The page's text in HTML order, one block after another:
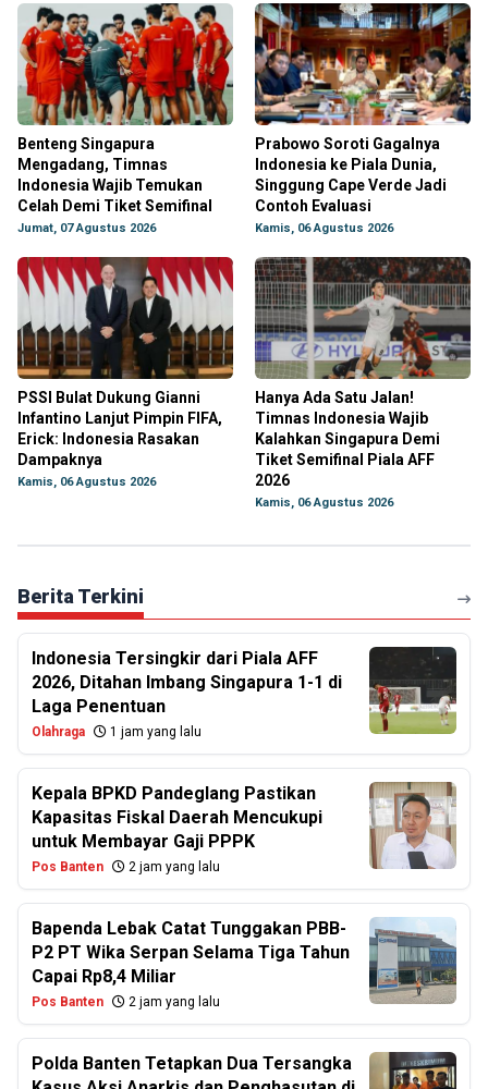
Benteng Singapura
Mengadang, Timnas
Indonesia Wajib Temukan
Celah Demi Tiket Semifinal
Jumat, 07 Agustus 2026
Prabowo Soroti Gagalnya
Indonesia ke Piala Dunia,
Singgung Cape Verde Jadi
Contoh Evaluasi
Kamis, 06 Agustus 2026
PSSI Bulat Dukung Gianni
Infantino Lanjut Pimpin FIFA,
Erick: Indonesia Rasakan
Dampaknya
Kamis, 06 Agustus 2026
Hanya Ada Satu Jalan!
Timnas Indonesia Wajib
Kalahkan Singapura Demi
Tiket Semifinal Piala AFF
2026
Kamis, 06 Agustus 2026
Berita Terkini
Indonesia Tersingkir dari Piala AFF
2026, Ditahan Imbang Singapura 1-1 di
Laga Penentuan
Olahraga 1 jam yang lalu
Kepala BPKD Pandeglang Pastikan
Kapasitas Fiskal Daerah Mencukupi
untuk Membayar Gaji PPPK
Pos Banten 2 jam yang lalu
Bapenda Lebak Catat Tunggakan PBB-
P2 PT Wika Serpan Selama Tiga Tahun
Capai Rp8,4 Miliar
Pos Banten 2 jam yang lalu
Polda Banten Tetapkan Dua Tersangka